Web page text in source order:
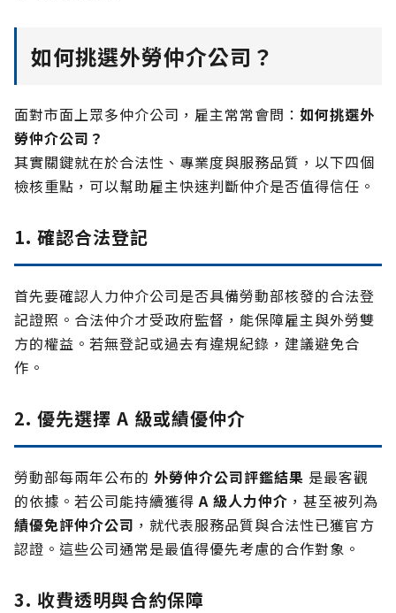
如何挑選外勞仲介公司？
面對市面上眾多仲介公司，雇主常常會問： 如何挑選外
勞仲介公司？
其實關鍵就在於合法性、專業度與服務品質，以下四個
檢核重點，可以幫助雇主快速判斷仲介是否值得信任。
1. 確認合法登記
首先要確認人力仲介公司是否具備勞動部核發的合法登
記證照。合法仲介才受政府監督，能保障雇主與外勞雙
方的權益。若無登記或過去有違規紀錄，建議避免合
作。
2. 優先選擇 A 級或績優仲介
勞動部每兩年公布的 外勞仲介公司評鑑結果 是最客觀
的依據。若公司能持續獲得 A 級人力仲介 ，甚至被列為
績優免評仲介公司 ，就代表服務品質與合法性已獲官方
認證。這些公司通常是最值得優先考慮的合作對象。
3. 收費透明與合約保障